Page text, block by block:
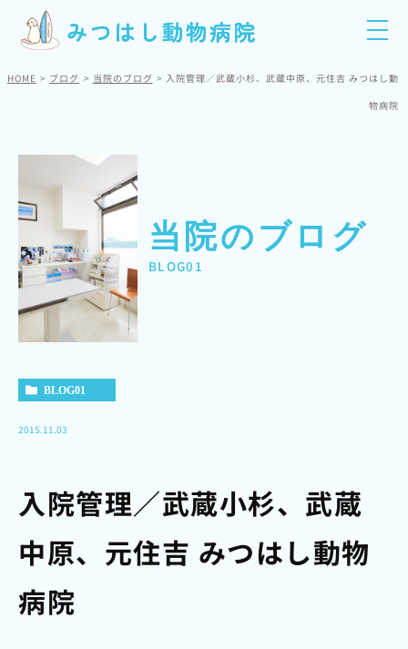
HOME ブログ 当院のブログ
入院管理／武蔵小杉、武蔵中原、元住吉 みつはし動
物病院
当院のブログ
BLOG01
BLOG01
2015.11.03
入院管理／武蔵小杉、武蔵
中原、元住吉 みつはし動物
病院